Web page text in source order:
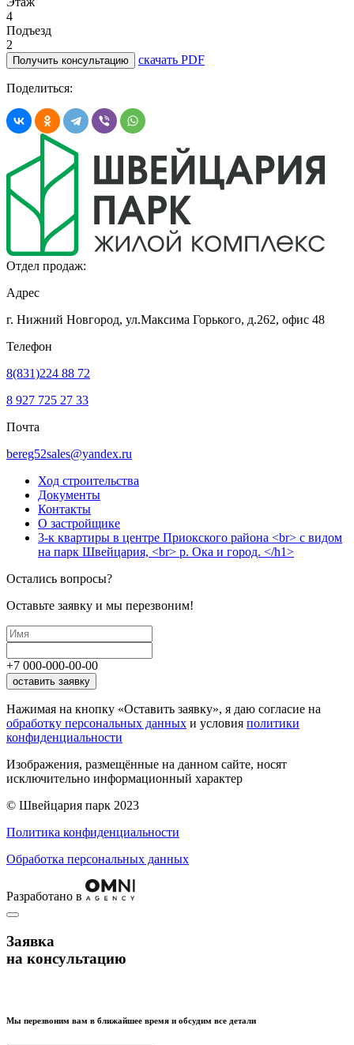
4
Подъезд
2
Получить консультацию скачать PDF
Поделиться:
Отдел продаж:
Адрес
г. Нижний Новгород, ул.Максима Горького, д.262, офис 48
Телефон
8(831)224 88 72
8 927 725 27 33
Почта
bereg52sales@yandex.ru
Ход строительства
Документы
Контакты
О застройщике
3-к квартиры в центре Приокского района <br> с видом
на парк Швейцария, <br> р. Ока и город. </h1>
Остались вопросы?
Оставьте заявку и мы перезвоним!
+7 000-000-00-00
оставить заявку
Нажимая на кнопку «Оставить заявку», я даю согласие на
обработку персональных данных и условия политики
конфиденциальности
Изображения, размещённые на данном сайте, носят
исключительно информационный характер
© Швейцария парк 2023
Политика конфиденциальности
Обработка персональных данных
Разработано в
Заявка
на консультацию
Мы перезвоним вам в ближайшее время и обсудим все детали